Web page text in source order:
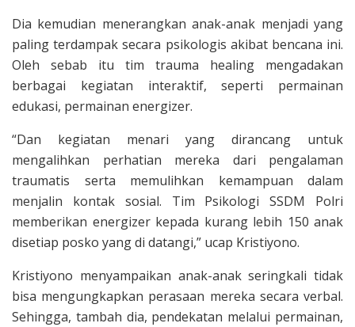
Dia kemudian menerangkan anak-anak menjadi yang
paling terdampak secara psikologis akibat bencana ini.
Oleh sebab itu tim trauma healing mengadakan
berbagai kegiatan interaktif, seperti permainan
edukasi, permainan energizer.
“Dan kegiatan menari yang dirancang untuk
mengalihkan perhatian mereka dari pengalaman
traumatis serta memulihkan kemampuan dalam
menjalin kontak sosial. Tim Psikologi SSDM Polri
memberikan energizer kepada kurang lebih 150 anak
disetiap posko yang di datangi,” ucap Kristiyono.
Kristiyono menyampaikan anak-anak seringkali tidak
bisa mengungkapkan perasaan mereka secara verbal.
Sehingga, tambah dia, pendekatan melalui permainan,